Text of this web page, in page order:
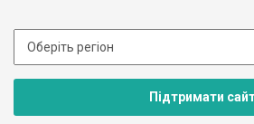
Підтримати